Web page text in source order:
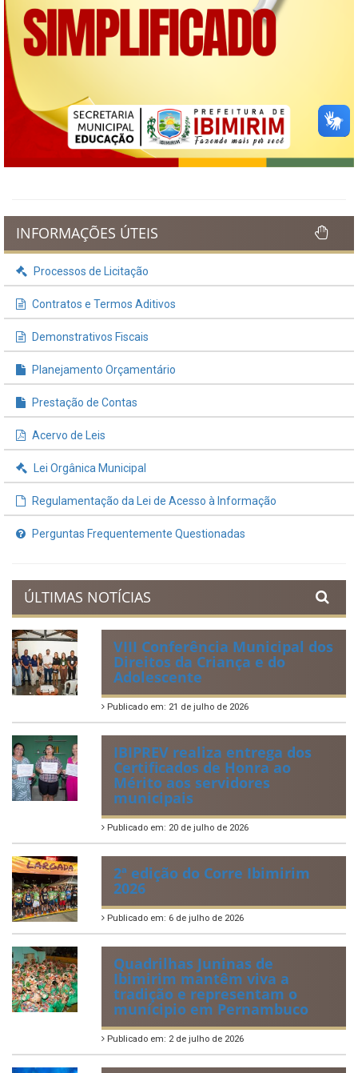
INFORMAÇÕES ÚTEIS
Processos de Licitação
Contratos e Termos Aditivos
Demonstrativos Fiscais
Planejamento Orçamentário
Prestação de Contas
Acervo de Leis
Lei Orgânica Municipal
Regulamentação da Lei de Acesso à Informação
Perguntas Frequentemente Questionadas
ÚLTIMAS NOTÍCIAS
VIII Conferência Municipal dos
Direitos da Criança e do
Adolescente
Publicado em: 21 de julho de 2026
IBIPREV realiza entrega dos
Certificados de Honra ao
Mérito aos servidores
municipais
Publicado em: 20 de julho de 2026
2ª edição do Corre Ibimirim
2026
Publicado em: 6 de julho de 2026
Quadrilhas Juninas de
Ibimirim mantêm viva a
tradição e representam o
munícipio em Pernambuco
Publicado em: 2 de julho de 2026